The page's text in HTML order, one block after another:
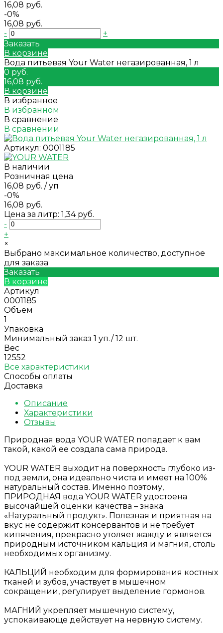
16,08 руб.
-0%
16,08 руб.
-
+
Заказать
В корзине
Вода питьевая Your Water негазированная, 1 л
0 руб.
16,08 руб.
В корзине
В избранное
В избранном
В сравнение
В сравнении
Артикул: 0001185
В наличии
Розничная цена
16,08 руб. / уп
-0%
16,08 руб.
Цена за литр: 1,34 руб.
-
+
×
Выбрано максимальное количество, доступное
для заказа
Заказать
В корзине
Артикул
0001185
Объем
1
Упаковка
Минимальный заказ 1 уп./ 12 шт.
Вес
12552
Все характеристики
Способы оплаты
Доставка
Описание
Характеристики
Отзывы
Природная вода YOUR WATER попадает к вам
такой, какой ее создала сама природа.
YOUR WATER выходит на поверхность глубоко из-
под земли, она идеально чиста и имеет на 100%
натуральный состав. Именно поэтому,
ПРИРОДНАЯ вода YOUR WATER удостоена
высочайшей оценки качества – знака
«Натуральный продукт». Полезная и приятная на
вкус не содержит консервантов и не требует
кипячения, прекрасно утоляет жажду и является
природным источником кальция и магния, столь
необходимых организму.
КАЛЬЦИЙ необходим для формирования костных
тканей и зубов, участвует в мышечном
сокращении, регулирует выделение гормонов.
МАГНИЙ укрепляет мышечную систему,
успокаивающе действует на нервную систему.